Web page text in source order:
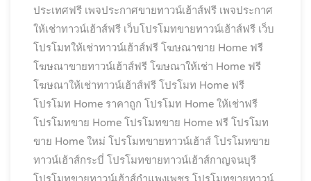
ประเทศฟรี เพจประกาศขายทาวน์เฮ้าส์ฟรี เพจประกาศ
ให้เช่าทาวน์เฮ้าส์ฟรี เว็บโปรโมทขายทาวน์เฮ้าส์ฟรี เว็บ
โปรโมทให้เช่าทาวน์เฮ้าส์ฟรี โฆษณาขาย Home ฟรี
โฆษณาขายทาวน์เฮ้าส์ฟรี โฆษณาให้เช่า Home ฟรี
โฆษณาให้เช่าทาวน์เฮ้าส์ฟรี โปรโมท Home ฟรี
โปรโมท Home ราคาถูก โปรโมท Home ให้เช่าฟรี
โปรโมทขาย Home โปรโมทขาย Home ฟรี โปรโมท
ขาย Home ใหม่ โปรโมทขายทาวน์เฮ้าส์ โปรโมทขาย
ทาวน์เฮ้าส์กระบี่ โปรโมทขายทาวน์เฮ้าส์กาญจนบุรี